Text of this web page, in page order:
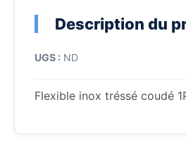
Description du
UGS : ND
Flexible inox tréssé coudé